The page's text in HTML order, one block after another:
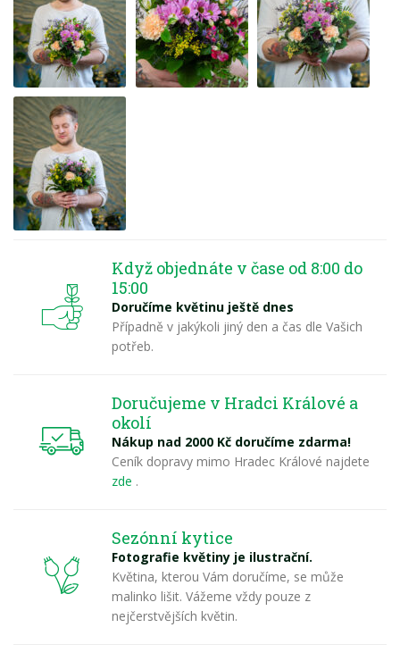
Když objednáte v čase od 8:00 do
15:00
Doručíme květinu ještě dnes
Případně v jakýkoli jiný den a čas dle Vašich
potřeb.
Doručujeme v Hradci Králové a
okolí
Nákup nad 2000 Kč doručíme zdarma!
Ceník dopravy mimo Hradec Králové najdete
zde .
Sezónní kytice
Fotografie květiny je ilustrační.
Květina, kterou Vám doručíme, se může
malinko lišit. Vážeme vždy pouze z
nejčerstvějších květin.